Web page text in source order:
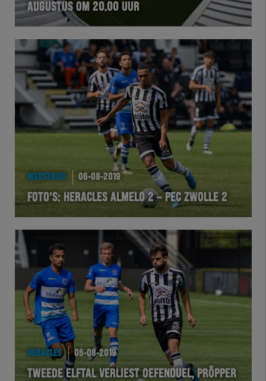
AUGUSTUS OM 20.00 UUR
WEDSTRIJD 06-08-2019
FOTO’S: HERACLES ALMELO 2 – PEC ZWOLLE 2
HERACLES 05-08-2019
TWEEDE ELFTAL VERLIEST OEFENDUEL, PRÖPPER